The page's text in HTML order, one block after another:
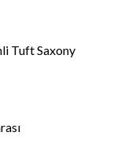
Tuft Saxony